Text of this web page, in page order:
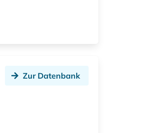
Zur Datenbank